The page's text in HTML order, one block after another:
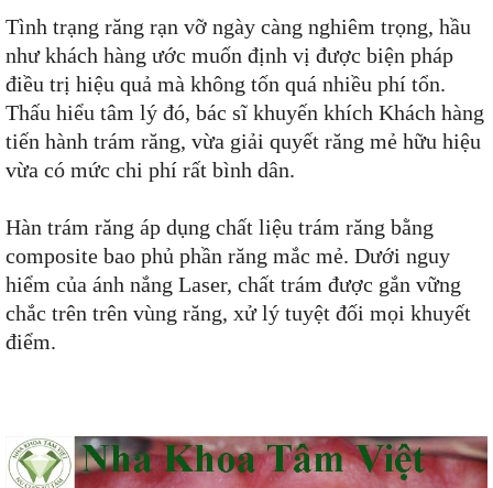
Tình trạng răng rạn vỡ ngày càng nghiêm trọng, hầu
như khách hàng ước muốn định vị được biện pháp
điều trị hiệu quả mà không tốn quá nhiều phí tổn.
Thấu hiểu tâm lý đó, bác sĩ khuyến khích Khách hàng
tiến hành trám răng, vừa giải quyết răng mẻ hữu hiệu
vừa có mức chi phí rất bình dân.
Hàn trám răng áp dụng chất liệu trám răng bằng
composite bao phủ phần răng mắc mẻ. Dưới nguy
hiểm của ánh nắng Laser, chất trám được gắn vững
chắc trên trên vùng răng, xử lý tuyệt đối mọi khuyết
điểm.